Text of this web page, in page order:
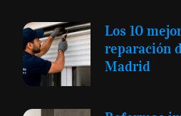
Los 10
reparación
Madrid